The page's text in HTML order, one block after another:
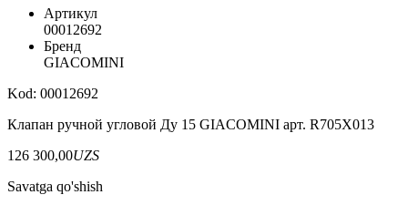
Артикул
00012692
Бренд
GIACOMINI
Kod: 00012692
Клапан ручной угловой Ду 15 GIACOMINI арт. R705X013
126 300,00UZS
Savatga qo'shish